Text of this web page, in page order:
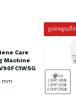
Care
Machine
mm
ប្រភេទមួយតឹក